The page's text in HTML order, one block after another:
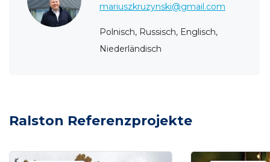
mariuszkruzynski@gmail.com
Polnisch, Russisch, Englisch,
Niederländisch
Ralston Referenzprojekte